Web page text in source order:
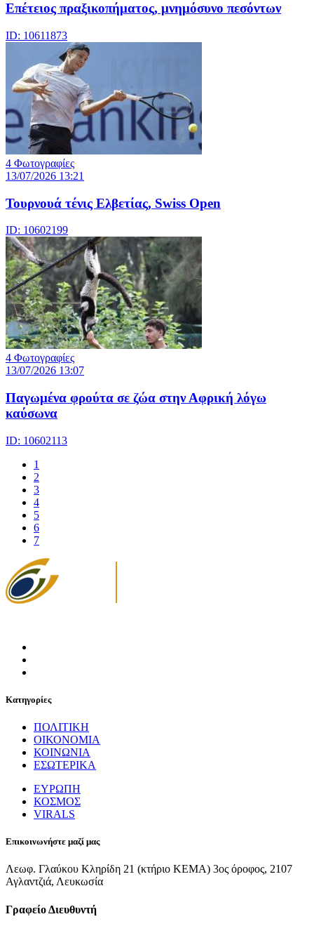
Επέτειος πραξικοπήματος, μνημόσυνο πεσόντων
ID: 10611873
4 Φωτογραφίες
13/07/2026 13:21
Τουρνουά τένις Ελβετίας, Swiss Open
ID: 10602199
4 Φωτογραφίες
13/07/2026 13:07
Παγωμένα φρούτα σε ζώα στην Αφρική λόγω
καύσωνα
ID: 10602113
1
2
3
4
5
6
7
Κατηγορίες
ΠΟΛΙΤΙΚΗ
ΟΙΚΟΝΟΜΙΑ
ΚΟΙΝΩΝΙΑ
ΕΣΩΤΕΡΙΚΑ
ΕΥΡΩΠΗ
ΚΟΣΜΟΣ
VIRALS
Επικοινωνήστε μαζί μας
Λεωφ. Γλαύκου Κληρίδη 21 (κτήριο ΚΕΜΑ) 3ος όροφος, 2107
Αγλαντζιά, Λευκωσία
Γραφείο Διευθυντή